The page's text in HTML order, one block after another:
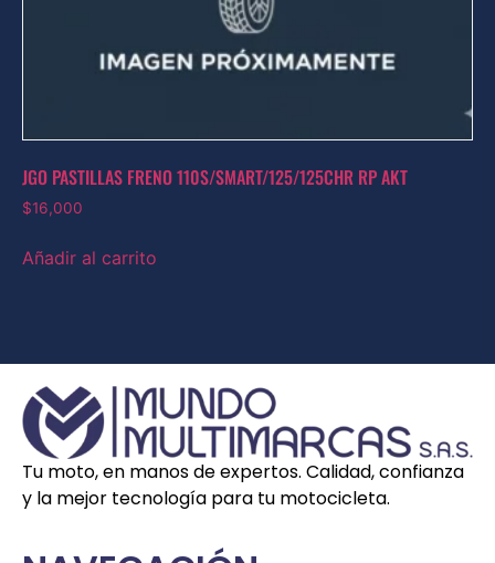
JGO PASTILLAS FRENO 110S/SMART/125/125CHR RP AKT
$16,000
Añadir al carrito
Tu moto, en manos de expertos. Calidad, confianza
y la mejor tecnología para tu motocicleta.